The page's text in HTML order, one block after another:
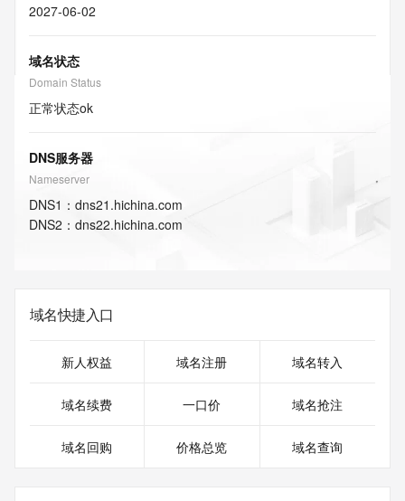
2027-06-02
域名状态
Domain Status
正常状态ok
DNS服务器
Nameserver
DNS1 ： dns21.hichina.com
DNS2 ： dns22.hichina.com
域名快捷入口
新人权益 域名注册 域名转入
域名续费 一口价 域名抢注
域名回购 价格总览 域名查询